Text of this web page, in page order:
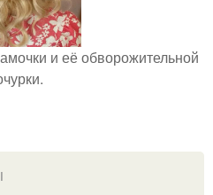
и её обворожительной